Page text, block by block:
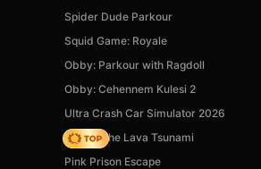
Spider Dude Parkour
Squid Game: Royale
Obby: Parkour with Ragdoll
Obby: Cehennem Kulesi 2
Ultra Crash Car Simulator 2026
Robby The Lava Tsunami
Pink Prison Escape